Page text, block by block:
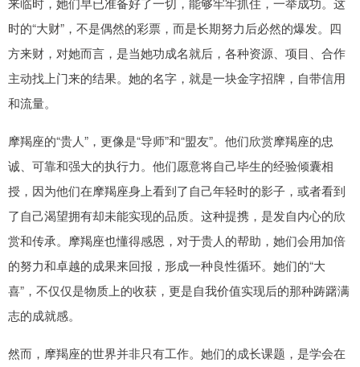
时的“大财”，不是偶然的彩票，而是长期努力后必然的爆发。四
方来财，对她而言，是当她功成名就后，各种资源、项目、合作
主动找上门来的结果。她的名字，就是一块金字招牌，自带信用
和流量。
摩羯座的“贵人”，更像是“导师”和“盟友”。他们欣赏摩羯座的忠
诚、可靠和强大的执行力。他们愿意将自己毕生的经验倾囊相
授，因为他们在摩羯座身上看到了自己年轻时的影子，或者看到
了自己渴望拥有却未能实现的品质。这种提携，是发自内心的欣
赏和传承。摩羯座也懂得感恩，对于贵人的帮助，她们会用加倍
的努力和卓越的成果来回报，形成一种良性循环。她们的“大
喜”，不仅仅是物质上的收获，更是自我价值实现后的那种踌躇满
志的成就感。
然而，摩羯座的世界并非只有工作。她们的成长课题，是学会在